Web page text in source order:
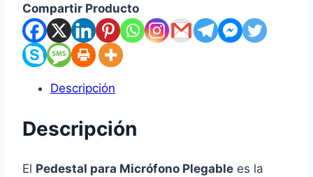
Compartir Producto
Descripción
Descripción
El Pedestal para Micrófono Plegable es la